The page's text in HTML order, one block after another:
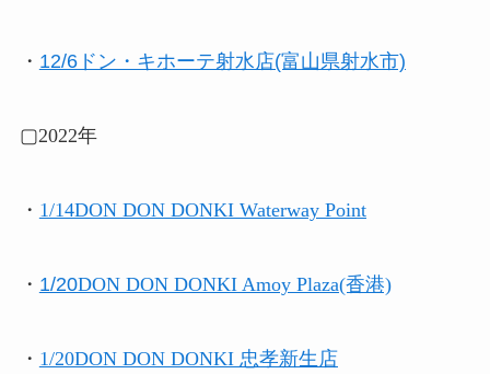
・ 12/6ドン・キホーテ射水店(富山県射水市)
▢2022年
・ 1/14DON DON DONKI Waterway Point
・ 1/20DON DON DONKI Amoy Plaza(香港)
・ 1/20DON DON DONKI 忠孝新生店